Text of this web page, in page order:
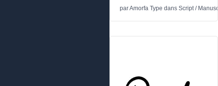
parAmorfa Type dans Script/